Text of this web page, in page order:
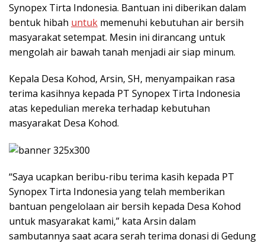
Synopex Tirta Indonesia. Bantuan ini diberikan dalam
bentuk hibah untuk memenuhi kebutuhan air bersih
masyarakat setempat. Mesin ini dirancang untuk
mengolah air bawah tanah menjadi air siap minum.
Kepala Desa Kohod, Arsin, SH, menyampaikan rasa
terima kasihnya kepada PT Synopex Tirta Indonesia
atas kepedulian mereka terhadap kebutuhan
masyarakat Desa Kohod.
“Saya ucapkan beribu-ribu terima kasih kepada PT
Synopex Tirta Indonesia yang telah memberikan
bantuan pengelolaan air bersih kepada Desa Kohod
untuk masyarakat kami,” kata Arsin dalam
sambutannya saat acara serah terima donasi di Gedung